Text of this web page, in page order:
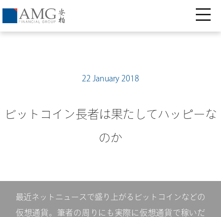
22 January 2018
ビットコイン長者は果たしてハッピーな
のか
最近ネットニュースで盛り上がるビットコインなどの
仮想通貨。筆者の周りにも実際に仮想通貨で稼いだ